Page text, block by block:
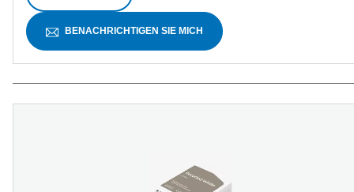
BENACHRICHTIGEN SIE MICH